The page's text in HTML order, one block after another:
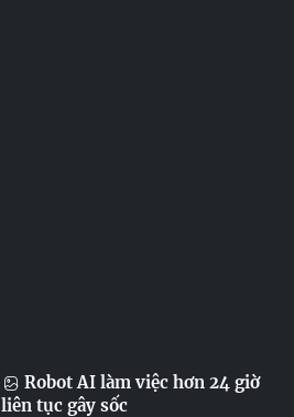
Robot AI làm việc hơn 24 giờ
liên tục gây sốc